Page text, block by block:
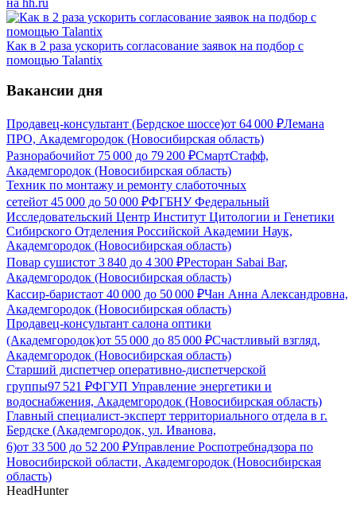
Как в 2 раза ускорить согласование заявок на подбор с
помощью Talantix
Вакансии дня
Продавец-консультант (Бердское шоссе)от 64 000 ₽Лемана
ПРО, Академгородок (Новосибирская область)
Разнорабочийот 75 000 до 79 200 ₽СмартСтафф,
Академгородок (Новосибирская область)
Техник по монтажу и ремонту слаботочных
сетейот 45 000 до 50 000 ₽ФГБНУ Федеральный
Исследовательский Центр Институт Цитологии и Генетики
Сибирского Отделения Российской Академии Наук,
Академгородок (Новосибирская область)
Повар сушистот 3 840 до 4 300 ₽Ресторан Sabai Bar,
Академгородок (Новосибирская область)
Кассир-баристаот 40 000 до 50 000 ₽Чан Анна Александровна,
Академгородок (Новосибирская область)
Продавец-консультант салона оптики
(Академгородок)от 55 000 до 85 000 ₽Счастливый взгляд,
Академгородок (Новосибирская область)
Старший диспетчер оперативно-диспетчерской
группы97 521 ₽ФГУП Управление энергетики и
водоснабжения, Академгородок (Новосибирская область)
Главный специалист-эксперт территориального отдела в г.
Бердске (Академгородок, ул. Иванова,
6)от 33 500 до 52 200 ₽Управление Роспотребнадзора по
Новосибирской области, Академгородок (Новосибирская
область)
HeadHunter